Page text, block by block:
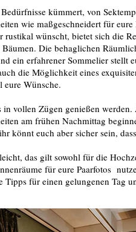
kümmert, von
wie maßgeschneidert für eure
wünscht, bietet sich die
Die behaglichen
ein erfahrener Sommelier stellt
die Möglichkeit eines
eure Wünsche.
vollen Zügen genießen
am frühen Nachmittag
könnt euch aber sicher sein,
das gilt sowohl für die
für eure Paarfotos
für einen gelungenen Tag